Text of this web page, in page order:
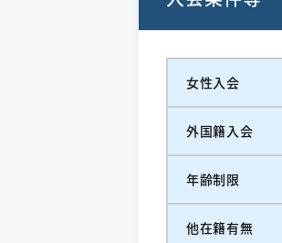
女性入会
外国籍入会
年齢制限
他在籍有無